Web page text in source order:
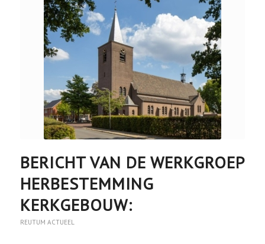
BERICHT VAN DE WERKGROEP
HERBESTEMMING
KERKGEBOUW:
REUTUM ACTUEEL